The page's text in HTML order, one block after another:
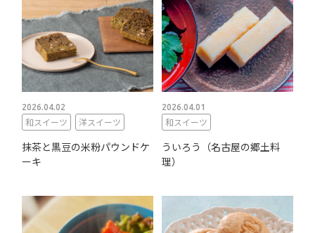
2026.04.02
和スイーツ 洋スイーツ
抹茶と黒豆の米粉パウンドケ
ーキ
2026.04.01
和スイーツ
ういろう（名古屋の郷土料
理）